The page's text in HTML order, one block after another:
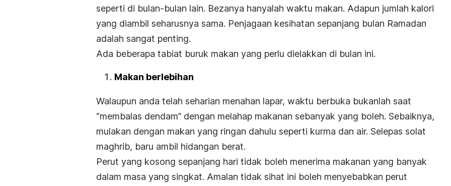
seperti di bulan-bulan lain. Bezanya hanyalah waktu makan. Adapun jumlah kalori
yang diambil seharusnya sama. Penjagaan kesihatan sepanjang bulan Ramadan
adalah sangat penting.
Ada beberapa tabiat buruk makan yang perlu dielakkan di bulan ini.
Makan berlebihan
Walaupun anda telah seharian menahan lapar, waktu berbuka bukanlah saat
“membalas dendam” dengan melahap makanan sebanyak yang boleh. Sebaiknya,
mulakan dengan makan yang ringan dahulu seperti kurma dan air. Selepas solat
maghrib, baru ambil hidangan berat.
Perut yang kosong sepanjang hari tidak boleh menerima makanan yang banyak
dalam masa yang singkat. Amalan tidak sihat ini boleh menyebabkan perut